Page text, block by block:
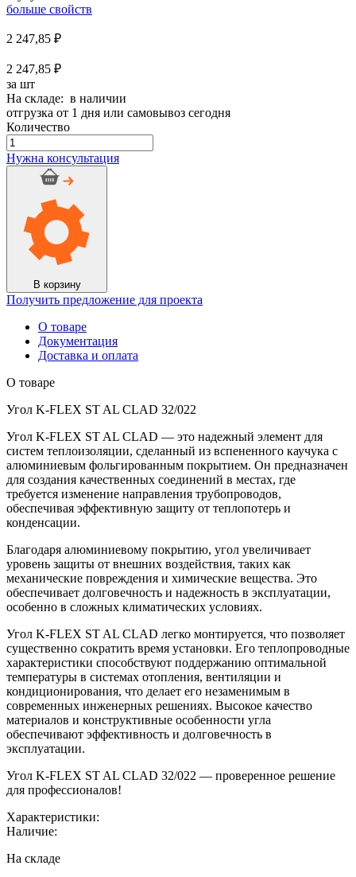
больше свойств
2 247,85 ₽
2 247,85 ₽
за шт
На складе: в наличии
отгрузка от 1 дня или самовывоз сегодня
Количество
Количество
товара
Угол
CLAD
32/022
Нужна консультация
В корзину
Получить предложение для проекта
О товаре
Документация
Доставка и оплата
О товаре
Угол K-FLEX ST AL CLAD 32/022
Угол K-FLEX ST AL CLAD — это надежный элемент для
систем теплоизоляции, сделанный из вспененного каучука с
алюминиевым фольгированным покрытием. Он предназначен
для создания качественных соединений в местах, где
требуется изменение направления трубопроводов,
обеспечивая эффективную защиту от теплопотерь и
конденсации.
Благодаря алюминиевому покрытию, угол увеличивает
уровень защиты от внешних воздействия, таких как
механические повреждения и химические вещества. Это
обеспечивает долговечность и надежность в эксплуатации,
особенно в сложных климатических условиях.
Угол K-FLEX ST AL CLAD легко монтируется, что позволяет
существенно сократить время установки. Его теплопроводные
характеристики способствуют поддержанию оптимальной
температуры в системах отопления, вентиляции и
кондиционирования, что делает его незаменимым в
современных инженерных решениях. Высокое качество
материалов и конструктивные особенности угла
обеспечивают эффективность и долговечность в
эксплуатации.
Угол K-FLEX ST AL CLAD 32/022 — проверенное решение
для профессионалов!
Характеристики:
Наличие:
На складе